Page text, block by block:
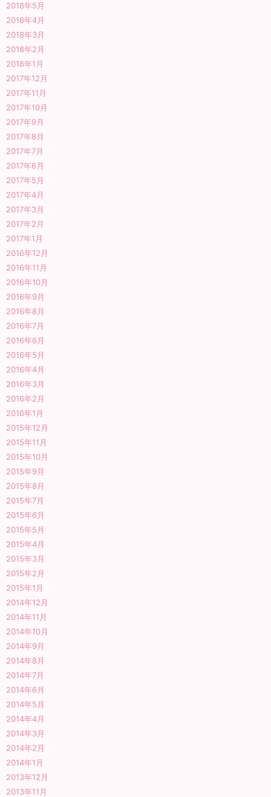
2018年5月
2018年4月
2018年3月
2018年2月
2018年1月
2017年12月
2017年11月
2017年10月
2017年9月
2017年8月
2017年7月
2017年6月
2017年5月
2017年4月
2017年3月
2017年2月
2017年1月
2016年12月
2016年11月
2016年10月
2016年9月
2016年8月
2016年7月
2016年6月
2016年5月
2016年4月
2016年3月
2016年2月
2016年1月
2015年12月
2015年11月
2015年10月
2015年9月
2015年8月
2015年7月
2015年6月
2015年5月
2015年4月
2015年3月
2015年2月
2015年1月
2014年12月
2014年11月
2014年10月
2014年9月
2014年8月
2014年7月
2014年6月
2014年5月
2014年4月
2014年3月
2014年2月
2014年1月
2013年12月
2013年11月